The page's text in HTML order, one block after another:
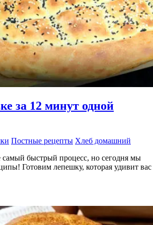
за 12 минут одной
Постные рецепты Хлеб домашний
самый быстрый процесс, но сегодня мы
Готовим лепешку, которая удивит вас